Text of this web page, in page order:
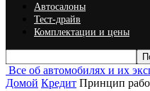
Автосалоны
Тест-драйв
Комплектации и цены
Все об автомобилях и их
Домой Кредит Принцип